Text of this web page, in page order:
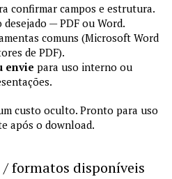
confirmar campos e estrutura.
— PDF ou Word.
comuns (Microsoft Word
de PDF).
envie para uso interno ou
custo oculto. Pronto para uso
após o download.
formatos disponíveis